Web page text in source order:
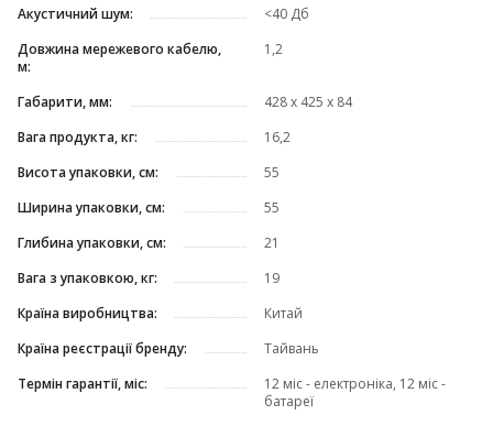
Акустичний шум:
<40 Дб
Довжина мережевого кабелю,
м:
1,2
Габарити, мм:
428 х 425 х 84
Вага продукта, кг:
16,2
Висота упаковки, см:
55
Ширина упаковки, см:
55
Глибина упаковки, см:
21
Вага з упаковкою, кг:
19
Країна виробництва:
Китай
Країна реєстрації бренду:
Тайвань
Термін гарантії, міс:
12 міс - електроніка, 12 міс -
батареї